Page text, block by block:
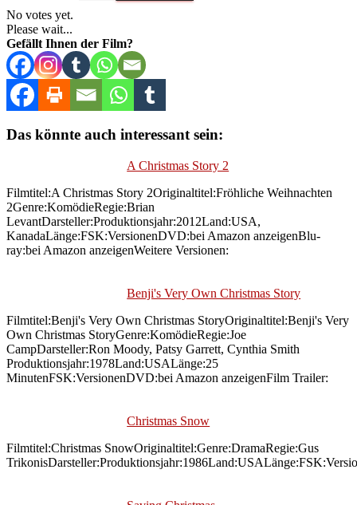
No votes yet.
Please wait...
Gefällt Ihnen der Film?
Das könnte auch interessant sein:
A Christmas Story 2
Filmtitel:A Christmas Story 2Originaltitel:Fröhliche Weihnachten
2Genre:KomödieRegie:Brian
LevantDarsteller:Produktionsjahr:2012Land:USA,
KanadaLänge:FSK:VersionenDVD:bei Amazon anzeigenBlu-
ray:bei Amazon anzeigenWeitere Versionen:
Benji's Very Own Christmas Story
Filmtitel:Benji's Very Own Christmas StoryOriginaltitel:Benji's Very
Own Christmas StoryGenre:KomödieRegie:Joe
CampDarsteller:Ron Moody, Patsy Garrett, Cynthia Smith
Produktionsjahr:1978Land:USALänge:25
MinutenFSK:VersionenDVD:bei Amazon anzeigenFilm Trailer:
Christmas Snow
Filmtitel:Christmas SnowOriginaltitel:Genre:DramaRegie:Gus